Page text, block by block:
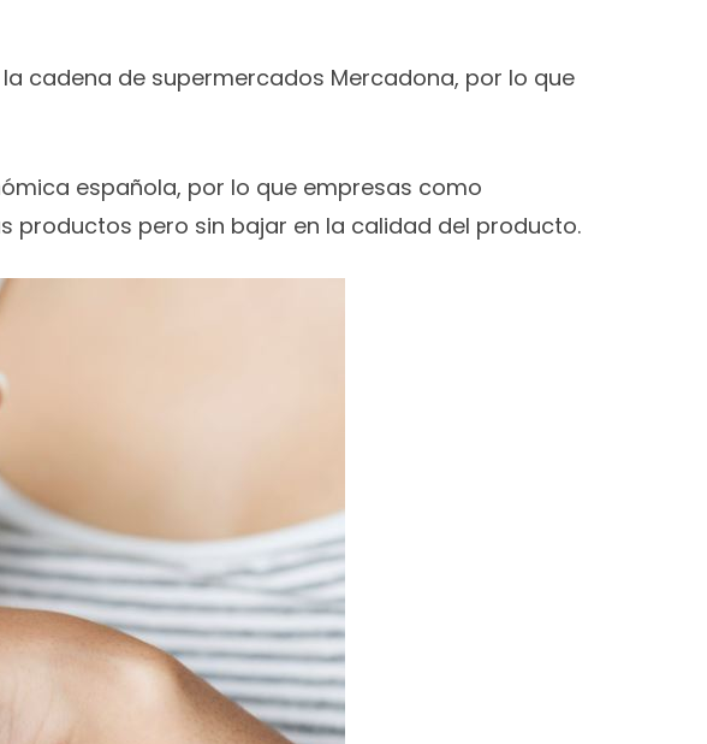
cadena de supermercados Mercadona, por lo que
española, por lo que empresas como
productos pero sin bajar en la calidad del producto.